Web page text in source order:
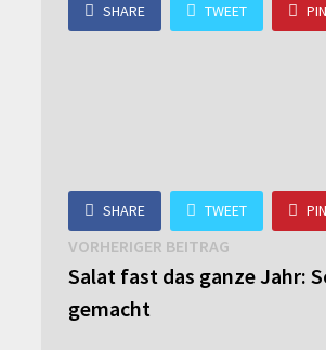
SHARE TWEET
SHARE TWEET
Beitragsnavigation
VORHERIGER BEITRAG
Beitrag:
Salat fast das ganze Jahr:
gemacht